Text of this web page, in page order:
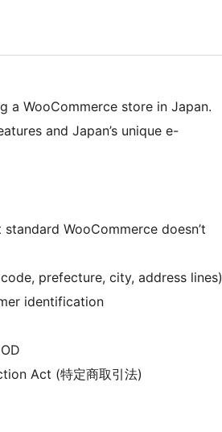
a WooCommerce store in Japan.
and Japan’s unique e-
WooCommerce doesn’t
prefecture, city, address lines)
identification
Act (特定商取引法)